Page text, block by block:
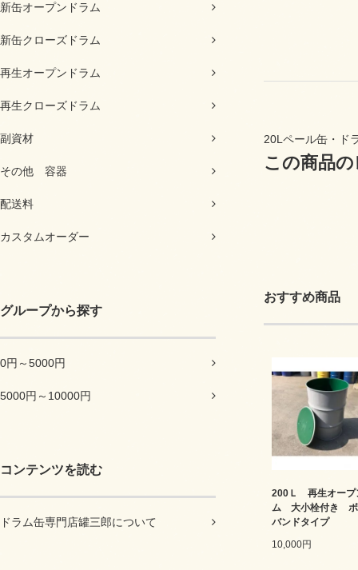
新缶オープンドラム
新缶クローズドラム
再生オープンドラム
再生クローズドラム
副資材
その他 容器
配送料
カスタムオーダー
グループから探す
0円～5000円
5000円～10000円
コンテンツを読む
ドラム缶専門店罐三郎について
20Lペール缶・ド
この商品
おすすめ商品
200Ｌ 再生オープ
ム 大小栓付き ボ
バンドタイプ
10,000円